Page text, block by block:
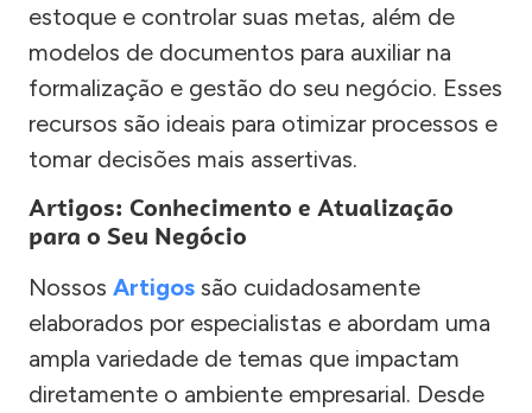
estoque e controlar suas metas, além de
modelos de documentos para auxiliar na
formalização e gestão do seu negócio. Esses
recursos são ideais para otimizar processos e
tomar decisões mais assertivas.
Artigos: Conhecimento e Atualização
para o Seu Negócio
Nossos Artigos são cuidadosamente
elaborados por especialistas e abordam uma
ampla variedade de temas que impactam
diretamente o ambiente empresarial. Desde